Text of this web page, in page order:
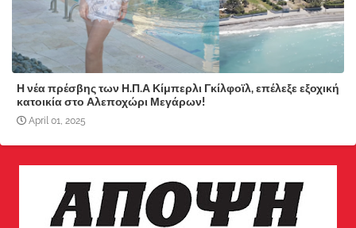
Η νέα πρέσβης των Η.Π.Α Κίμπερλι Γκίλφοϊλ, επέλεξε εξοχική
κατοικία στο Αλεποχώρι Μεγάρων!
April 01, 2025